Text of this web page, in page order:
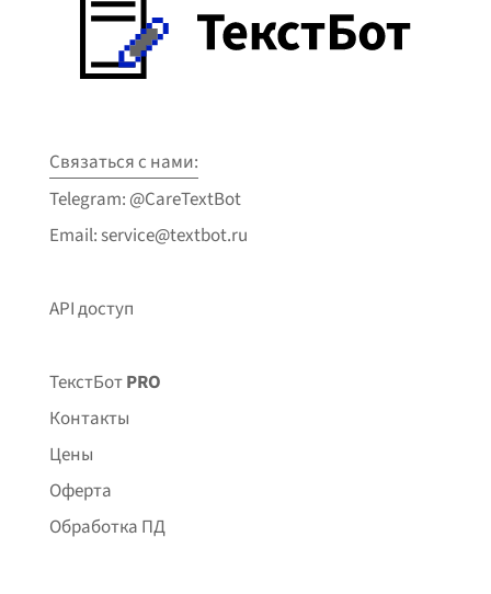
Связаться с нами:
Telegram: @CareTextBot
Email: service@textbot.ru
API доступ
ТекстБотPRO
Контакты
Цены
Оферта
Обработка ПД